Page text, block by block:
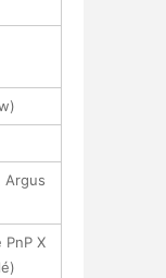
Argus
PnP X